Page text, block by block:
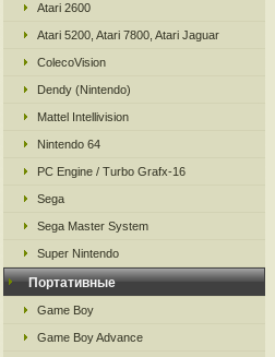
Atari 2600
Atari 5200, Atari 7800, Atari Jaguar
ColecoVision
Dendy (Nintendo)
Mattel Intellivision
Nintendo 64
PC Engine / Turbo Grafx-16
Sega
Sega Master System
Super Nintendo
Портативные
Game Boy
Game Boy Advance